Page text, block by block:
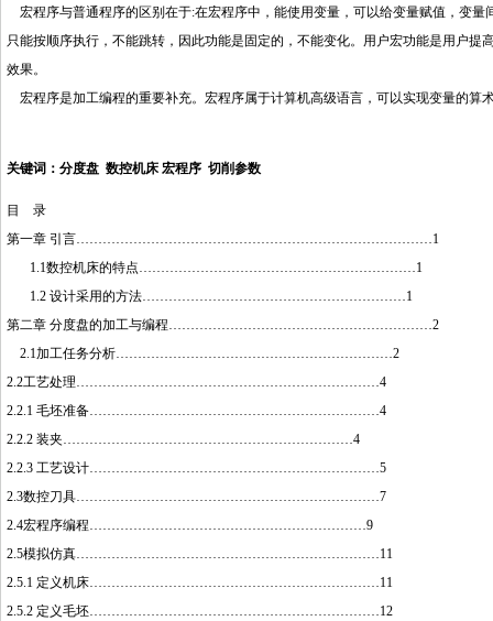
宏程序与普通程序的区别在于:在宏程序中，能使用变量，可以给变量赋值，变
只能按顺序执行，不能跳转，因此功能是固定的，不能变化。用户宏功能是用户
效果。
宏程序是加工编程的重要补充。宏程序属于计算机高级语言，可以实现变量的算
关键词：分度盘 数控机床 宏程序 切削参数
目 录http://www.16sheji8.cn
第一章 引言………………………………………………………………………1
1.1数控机床的特点………………………………………………………1
1.2 设计采用的方法……………………………………………………1
第二章 分度盘的加工与编程……………………………………………………2
2.1加工任务分析………………………………………………………2
2.2工艺处理……………………………………………………………4
2.2.1 毛坯准备…………………………………………………………4
2.2.2 装夹…………………………………………………………4
2.2.3 工艺设计…………………………………………………………5
2.3数控刀具……………………………………………………………7
2.4宏程序编程………………………………………………………9
2.5模拟仿真……………………………………………………………11
2.5.1 定义机床…………………………………………………………11
2.5.2 定义毛坯…………………………………………………………12